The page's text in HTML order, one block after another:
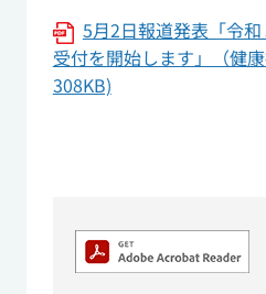
5月2日報道発表「令
受付を開始します」（健
308KB)